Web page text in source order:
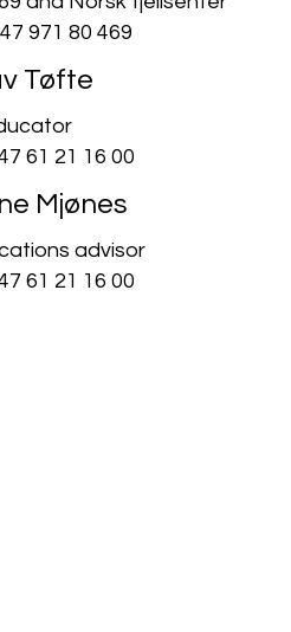
971 80 469
Tøfte
61 21 16 00
Mjønes
advisor
61 21 16 00